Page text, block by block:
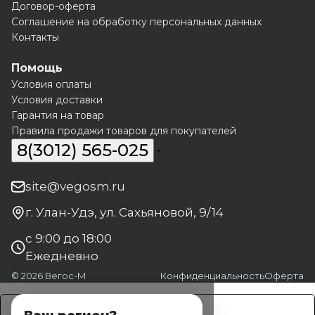
Договор-оферта
Соглашение на обработку персональных данных
Контакты
Помощь
Условия оплаты
Условия доставки
Гарантия на товар
Правила продажи товаров для покупателей
8(3012) 565-025
site@vegosm.ru
г. Улан-Удэ, ул. Сахьяновой, 9/14
с 9:00 до 18:00
Ежедневно
© 2026 Вегос-М КонфиденциальностьОферта